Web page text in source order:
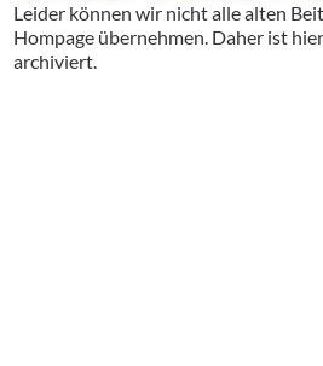
Leider können wir nicht alle alten
Hompage übernehmen. Daher ist
archiviert.